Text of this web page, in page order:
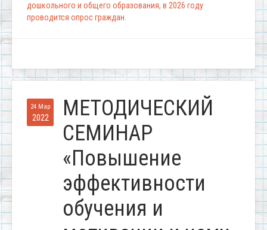
дошкольного и общего образования, в 2026 году
проводится опрос граждан.
24 Мар
2022
МЕТОДИЧЕСКИЙ
СЕМИНАР
«Повышение
эффективности
обучения и